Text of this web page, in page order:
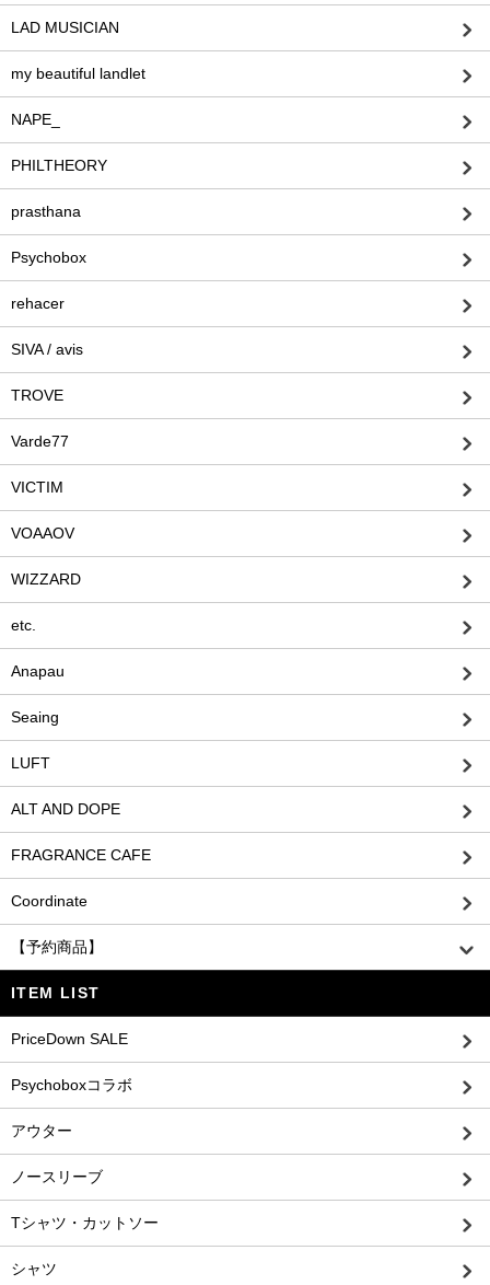
LAD MUSICIAN
my beautiful landlet
NAPE_
PHILTHEORY
prasthana
Psychobox
rehacer
SIVA / avis
TROVE
Varde77
VICTIM
VOAAOV
WIZZARD
etc.
Anapau
Seaing
LUFT
ALT AND DOPE
FRAGRANCE CAFE
Coordinate
【予約商品】
ITEM LIST
PriceDown SALE
Psychoboxコラボ
アウター
ノースリーブ
Tシャツ・カットソー
シャツ